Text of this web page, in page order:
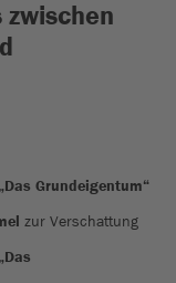
zwischen
„Das Grundeigentum“
zur Verschattung
„Das